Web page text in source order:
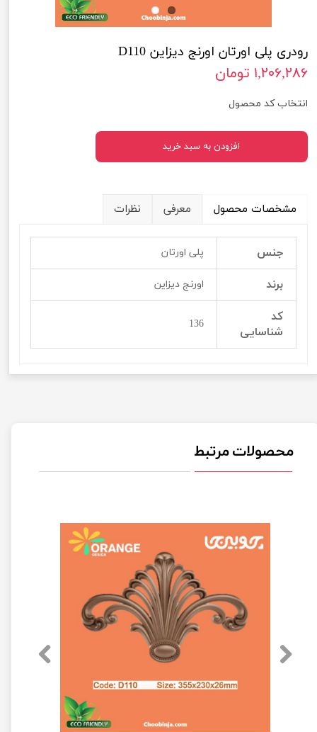
رودری پلی اورتان اورنج دیزاین D110
۱,۲۰۶,۲۸۶ تومان
انتخاب کد محصول
افزودن به سبد خرید
مشخصات محصول معرفی نظرات
جنس پلی اورتان
برند اورنج دیزاین
کد
شناسایی
136
محصولات مرتبط